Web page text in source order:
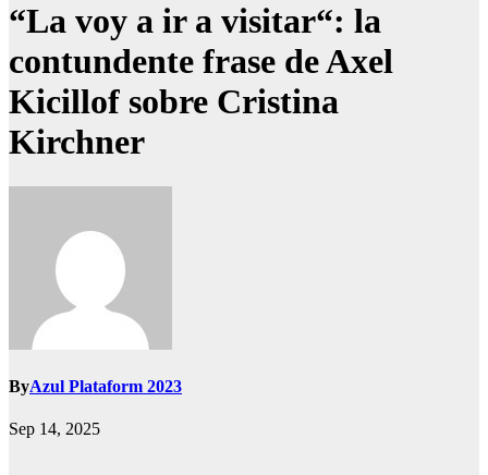
“La voy a ir a visitar“: la
contundente frase de Axel
Kicillof sobre Cristina
Kirchner
ByAzul Plataform 2023
Sep 14, 2025